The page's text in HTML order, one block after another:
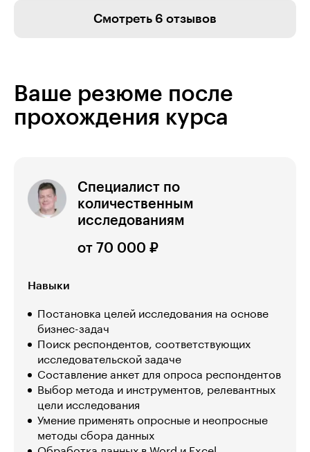
Смотреть 6 отзывов
Ваше резюме после
прохождения курса
Специалист по
количественным
исследованиям
от 70 000 ₽
Навыки
Постановка целей исследования на основе
бизнес-задач
Поиск респондентов, соответствующих
исследовательской задаче
Составление анкет для опроса респондентов
Выбор метода и инструментов, релевантных
цели исследования
Умение применять опросные и неопросные
методы сбора данных